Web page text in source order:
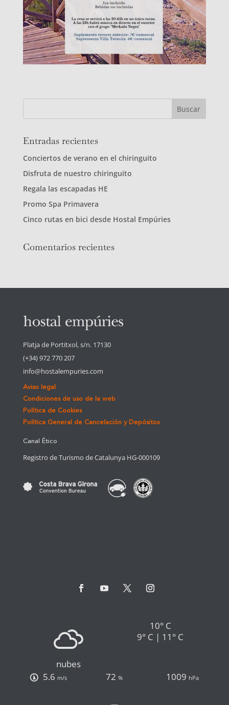
Entradas recientes
Conciertos de verano en el chiringuito
Disfruta de nuestro chiringuito
Regala las escapadas HE
Promo Spa Primavera
Cinco rutas en bici desde Hostal Empúries
Comentarios recientes
Platja de Portitxol, s/n. 17130
(+34) 972 770 207
info@hostalempuries.com
Aviso legal
Condiciones de uso de la web
Política de Cookies
Política General de Cancelación y Depósitos
Canal Ético
Registro de Turismo de Catalunya HG-000109
nubes
10° C
9° C | 11° C
5.6 m/s 72% 1009 hPa